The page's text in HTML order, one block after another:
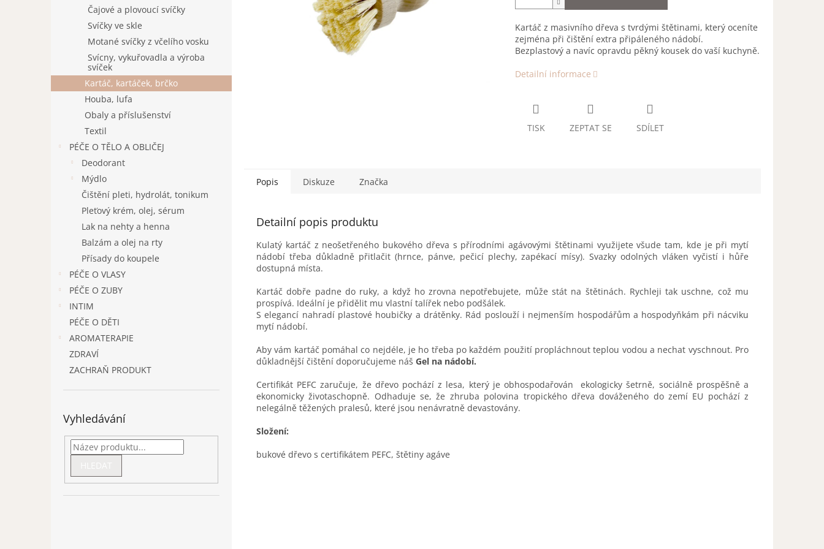
Čajové a plovoucí svíčky
Svíčky ve skle
Motané svíčky z včelího vosku
Svícny, vykuřovadla a výroba
svíček
Kartáč, kartáček, brčko
Houba, lufa
Obaly a příslušenství
Textil
PÉČE O TĚLO A OBLIČEJ
Deodorant
Mýdlo
Čištění pleti, hydrolát, tonikum
Pleťový krém, olej, sérum
Lak na nehty a henna
Balzám a olej na rty
Přísady do koupele
PÉČE O VLASY
PÉČE O ZUBY
INTIM
PÉČE O DĚTI
AROMATERAPIE
ZDRAVÍ
ZACHRAŇ PRODUKT
Vyhledávání
Kartáč z masivního dřeva s tvrdými štětinami, který oceníte
zejména při čištění extra připáleného nádobí.
Bezplastový a navíc opravdu pěkný kousek do vaší kuchyně.
Detailní informace
TISK ZEPTAT SE SDÍLET
Popis Diskuze Značka
Detailní popis produktu
Kulatý kartáč z neošetřeného bukového dřeva s přírodními agávovými štětinami využijete všude tam, kde je při mytí
nádobí třeba důkladně přitlačit (hrnce, pánve, pečicí plechy, zapékací mísy). Svazky odolných vláken vyčistí i hůře
dostupná místa.
Kartáč dobře padne do ruky, a když ho zrovna nepotřebujete, může stát na štětinách. Rychleji tak uschne, což mu
prospívá. Ideální je přidělit mu vlastní talířek nebo podšálek.
S elegancí nahradí plastové houbičky a drátěnky. Rád poslouží i nejmenším hospodářům a hospodyňkám při nácviku
mytí nádobí.
Aby vám kartáč pomáhal co nejdéle, je ho třeba po každém použití propláchnout teplou vodou a nechat vyschnout. Pro
důkladnější čištění doporučujeme náš Gel na nádobí.
Certifikát PEFC zaručuje, že dřevo pochází z lesa, který je obhospodařován ekologicky šetrně, sociálně prospěšně a
ekonomicky životaschopně. Odhaduje se, že zhruba polovina tropického dřeva dováženého do zemí EU pochází z
nelegálně těžených pralesů, které jsou nenávratně devastovány.
Složení:
bukové dřevo s certifikátem PEFC, štětiny agáve